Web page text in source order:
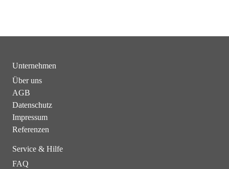
Unternehmen
Über uns
AGB
Datenschutz
Impressum
Referenzen
Service & Hilfe
FAQ